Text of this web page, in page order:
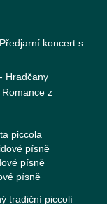
Předjarní koncert s
Hradčany
z
piccola
písně
písně
písně
tradiční piccolí